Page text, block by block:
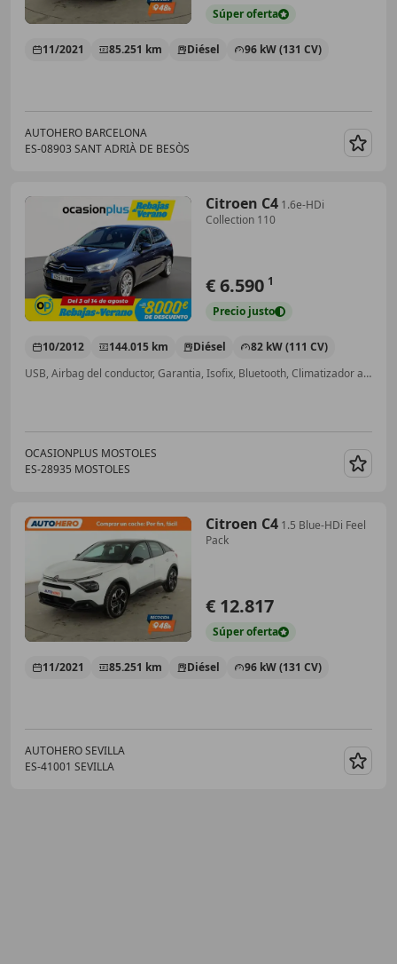
Súperoferta
11/2021 85.251 km Diésel 96 kW (131 CV)
AUTOHERO BARCELONA
ES-08903 SANT ADRIÀ DE BESÒS
Citroen C4 1.6e-HDi
Collection 110
€ 6.590 1
Precio justo
10/2012 144.015 km Diésel
82 kW (111 CV)
USB, Airbag del conductor, Garantia, Isofix, Bluetooth, Climatizador automático, CD, Control de tracción
OCASIONPLUS MOSTOLES
ES-28935 MOSTOLES
Citroen C4 1.5 Blue-HDi Feel
Pack
€ 12.817
Súperoferta
11/2021 85.251 km Diésel 96 kW (131 CV)
AUTOHERO SEVILLA
ES-41001 SEVILLA